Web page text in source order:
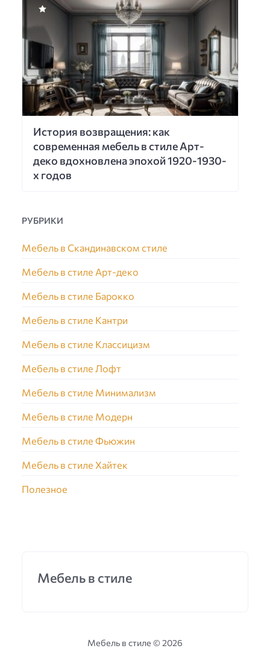
История возвращения: как
современная мебель в стиле Арт-
деко вдохновлена эпохой 1920-1930-
х годов
РУБРИКИ
Мебель в Скандинавском стиле
Мебель в стиле Арт-деко
Мебель в стиле Барокко
Мебель в стиле Кантри
Мебель в стиле Классицизм
Мебель в стиле Лофт
Мебель в стиле Минимализм
Мебель в стиле Модерн
Мебель в стиле Фьюжин
Мебель в стиле Хайтек
Полезное
Мебель в стиле
Мебель в стиле © 2026